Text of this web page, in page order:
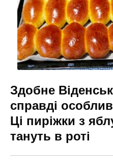
Здобне
справді
Ці пиріжки з
тануть в роті